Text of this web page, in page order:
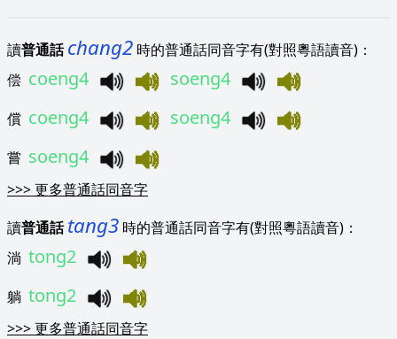
讀普通話 chang2 時的普通話同音字有(對照粵語讀音)：
偿 coeng4 soeng4
償 coeng4 soeng4
嘗 soeng4
>>>更多普通話同音字
讀普通話 tang3 時的普通話同音字有(對照粵語讀音)：
淌 tong2
躺 tong2
>>>更多普通話同音字